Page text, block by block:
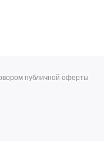
публичной оферты